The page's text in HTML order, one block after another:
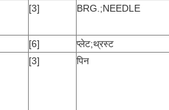
[3] BRG.;NEEDLE
[6]
प्लेट;थ्रस्ट
[3] पिन